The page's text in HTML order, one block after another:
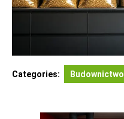
Categories: Budownictwo